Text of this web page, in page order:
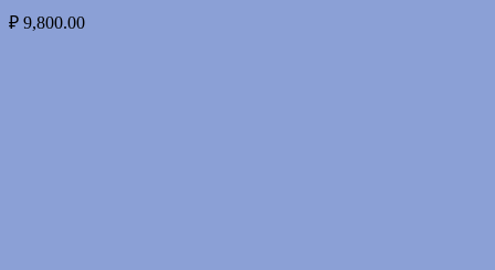
₽ 9,800.00